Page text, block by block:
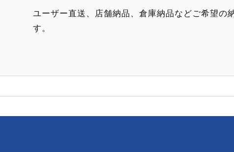
ユーザー直送、店舗納品、倉庫納品などご希望の
す。